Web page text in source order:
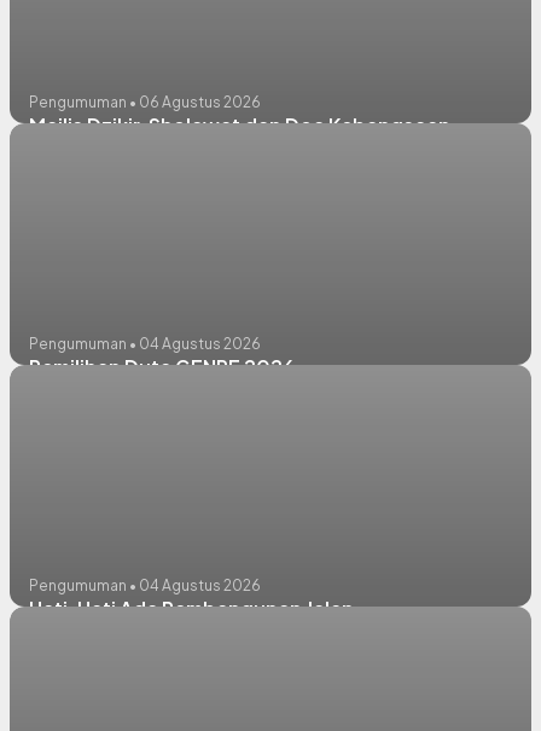
Pengumuman • 06 Agustus 2026
Majlis Dzikir, Sholawat dan Doa Kebangsaan
Pengumuman • 04 Agustus 2026
Pemilihan Duta GENRE 2026
Pengumuman • 04 Agustus 2026
Hati-Hati Ada Pembangunan Jalan